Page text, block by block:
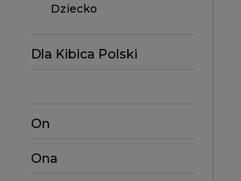
Dziecko
Dla Kibica Polski
On
Ona